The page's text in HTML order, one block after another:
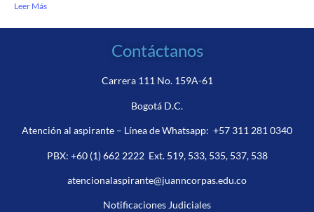
Leer Más
Contáctanos
Carrera 111 No. 159A-61
Bogotá D.C.
Atención al aspirante – Línea de Whatsapp: +57 311 281 0340
PBX: +60 (1) 662 2222Ext. 519, 533, 535, 537, 538
atencionalaspirante@juanncorpas.edu.co
Notificaciones Judiciales